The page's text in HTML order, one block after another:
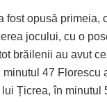
fost opusă primeia,
jocului, cu o
brăilenii au avut
47 Florescu
Țicrea, în minutul